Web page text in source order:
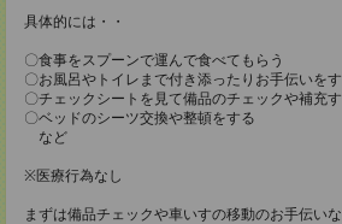
具体的には・・
〇食事をスプーンで運んで食べてもらう
〇お風呂やトイレまで付き添ったりお手伝いを
〇チェックシートを見て備品のチェックや補充
〇ベッドのシーツ交換や整頓をする
など
※医療行為なし
まずは備品チェックや車いすの移動のお手伝い